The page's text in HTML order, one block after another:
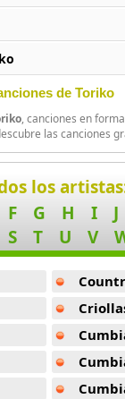
Toriko
-Toriko
- Toriko
-
Toriko
de Toriko
, canciones en
las canciones
los
F G H I J
S T U V